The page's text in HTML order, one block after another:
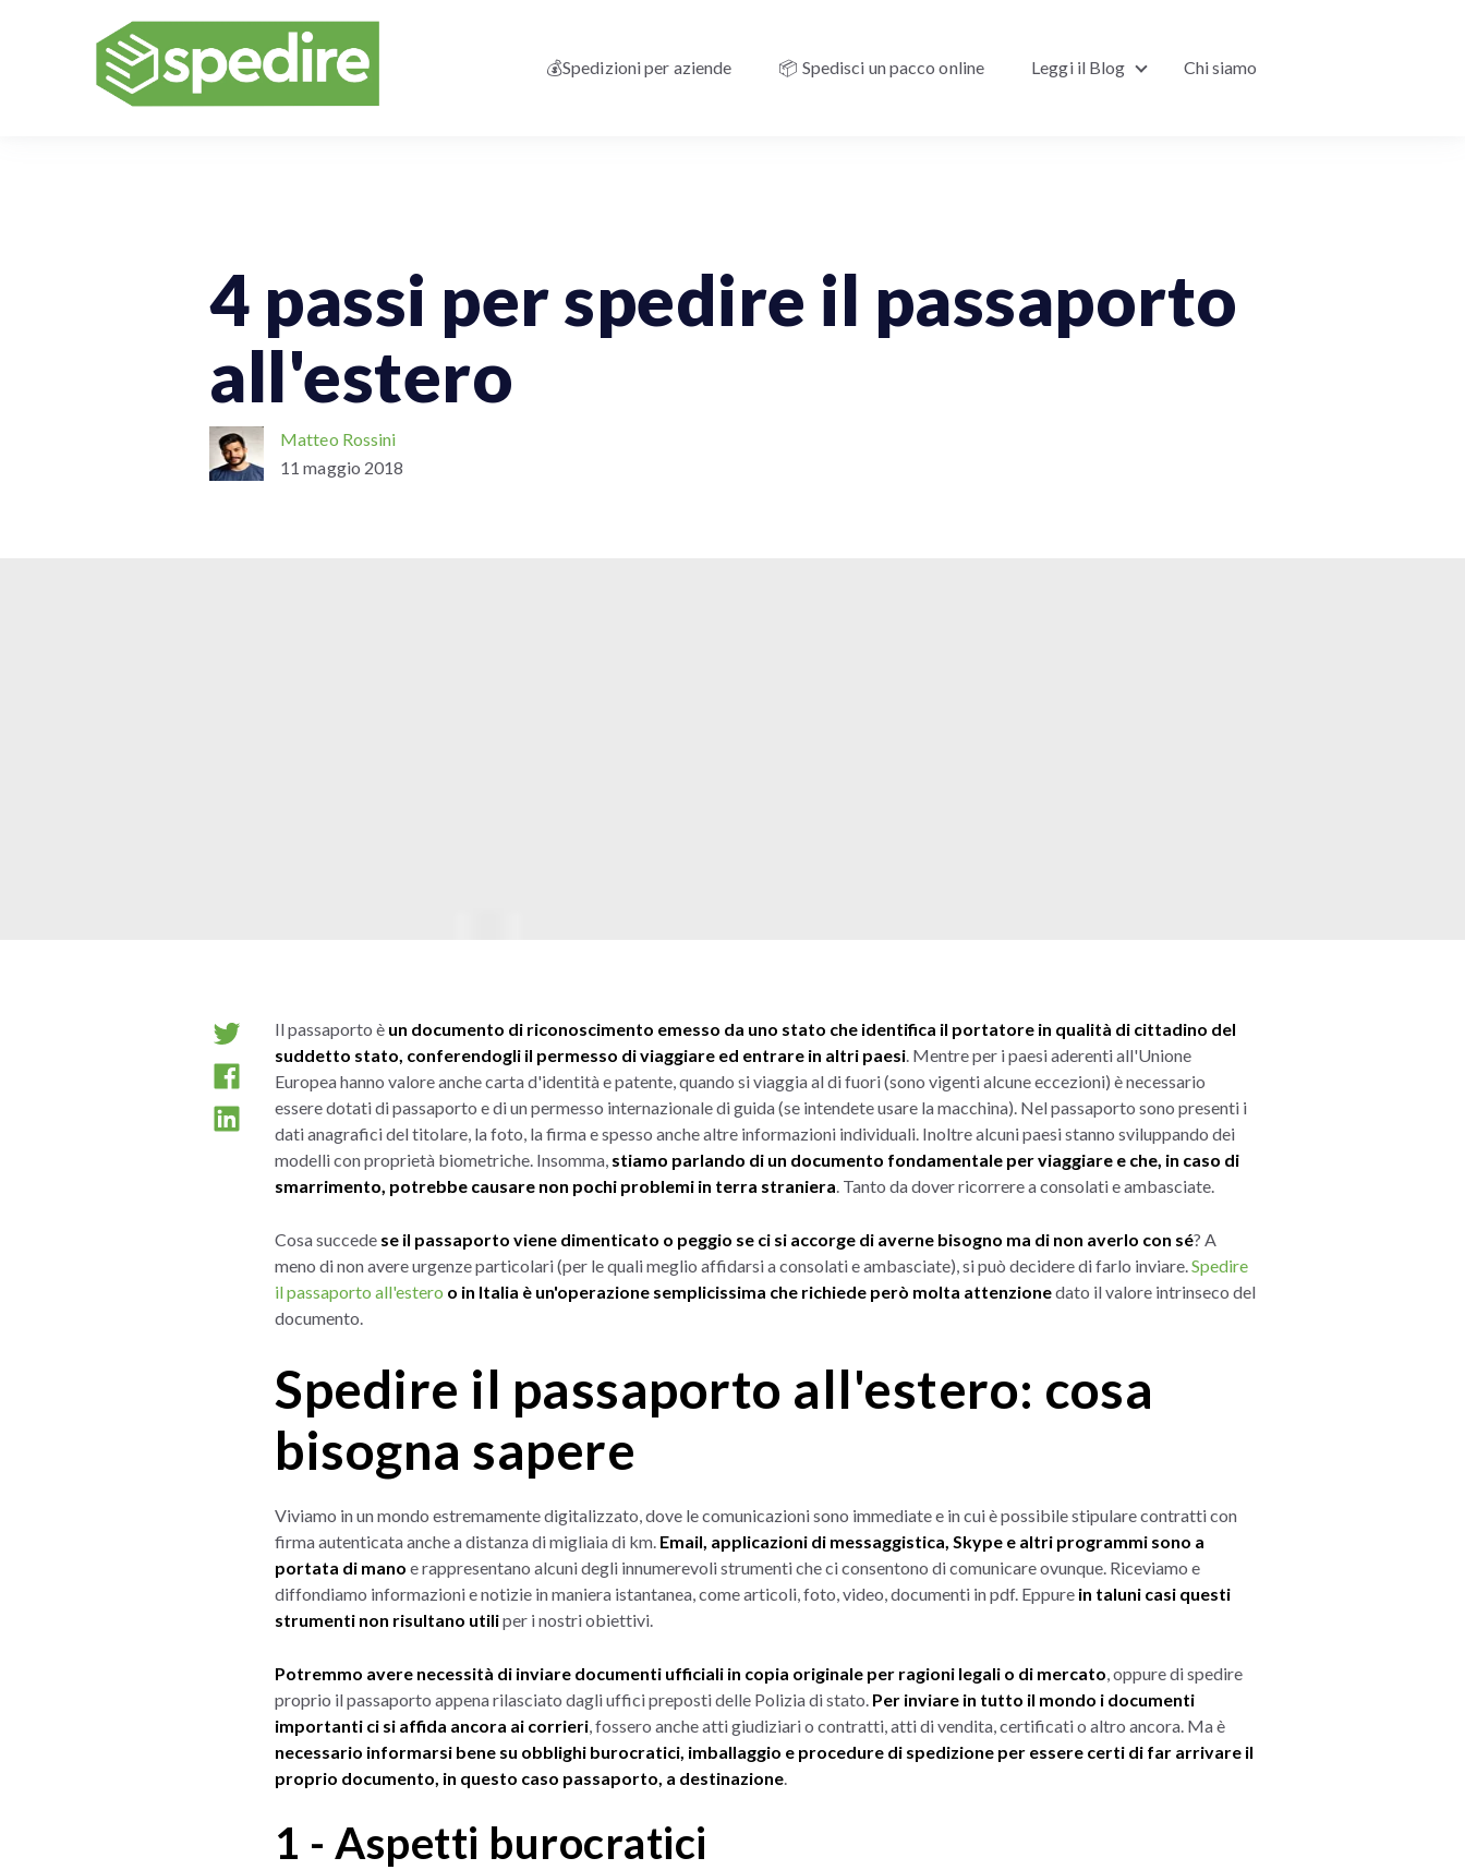
💰Spedizioni per aziende 📦 Spedisci un pacco online Leggi il Blog
Show submenu for Leggi il Blog
Chi siamo
4 passi per spedire il passaporto
all'estero
Matteo Rossini
11 maggio 2018
Il passaporto è un documento di riconoscimento emesso da uno stato che identifica il portatore in qualità di cittadino del
suddetto stato, conferendogli il permesso di viaggiare ed entrare in altri paesi. Mentre per i paesi aderenti all'Unione
Europea hanno valore anche carta d'identità e patente, quando si viaggia al di fuori (sono vigenti alcune eccezioni) è necessario
essere dotati di passaporto e di un permesso internazionale di guida (se intendete usare la macchina). Nel passaporto sono presenti i
dati anagrafici del titolare, la foto, la firma e spesso anche altre informazioni individuali. Inoltre alcuni paesi stanno sviluppando dei
modelli con proprietà biometriche. Insomma, stiamo parlando di un documento fondamentale per viaggiare e che, in caso di
smarrimento, potrebbe causare non pochi problemi in terra straniera. Tanto da dover ricorrere a consolati e ambasciate.
Cosa succede se il passaporto viene dimenticato o peggio se ci si accorge di averne bisogno ma di non averlo con sé? A
meno di non avere urgenze particolari (per le quali meglio affidarsi a consolati e ambasciate), si può decidere di farlo inviare.Spedire
il passaporto all'estero o in Italia è un'operazione semplicissima che richiede però molta attenzionedato il valore intrinseco del
documento.
Spedire il passaporto all'estero: cosa
bisogna sapere
Viviamo in un mondo estremamente digitalizzato, dove le comunicazioni sono immediate e in cui è possibile stipulare contratti con
firma autenticata anche a distanza di migliaia di km. Email, applicazioni di messaggistica, Skype e altri programmi sono a
portata di mano e rappresentano alcuni degli innumerevoli strumenti che ci consentono di comunicare ovunque. Riceviamo e
diffondiamo informazioni e notizie in maniera istantanea, come articoli, foto, video, documenti in pdf. Eppure in taluni casi questi
strumenti non risultano utiliper i nostri obiettivi.
Potremmo avere necessità di inviare documenti ufficiali in copia originale per ragioni legali o di mercato, oppure di spedire
proprio il passaporto appena rilasciato dagli uffici preposti delle Polizia di stato. Per inviare in tutto il mondo i documenti
importanti ci si affida ancora ai corrieri, fossero anche atti giudiziari o contratti, atti di vendita, certificati o altro ancora. Ma è
necessario informarsi bene su obblighi burocratici, imballaggio e procedure di spedizione per essere certi di far arrivare il
proprio documento, in questo caso passaporto, a destinazione.
1 - Aspetti burocratici